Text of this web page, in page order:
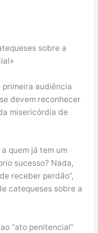
sobre a
primeira audiência
devem reconhecer
misericórdia de
quem já tem um
sucesso? Nada,
receber perdão”,
catequeses sobre a
“ato penitencial”